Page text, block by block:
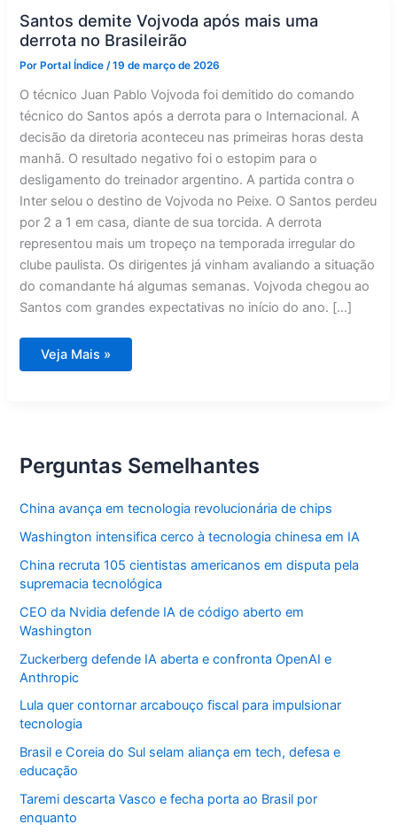
Santos demite Vojvoda após mais uma
derrota no Brasileirão
Por Portal Índice/19 de março de 2026
O técnico Juan Pablo Vojvoda foi demitido do comando
técnico do Santos após a derrota para o Internacional. A
decisão da diretoria aconteceu nas primeiras horas desta
manhã. O resultado negativo foi o estopim para o
desligamento do treinador argentino. A partida contra o
Inter selou o destino de Vojvoda no Peixe. O Santos perdeu
por 2 a 1 em casa, diante de sua torcida. A derrota
representou mais um tropeço na temporada irregular do
clube paulista. Os dirigentes já vinham avaliando a situação
do comandante há algumas semanas. Vojvoda chegou ao
Santos com grandes expectativas no início do ano. […]
Santos
demite
Veja Mais »
Perguntas Semelhantes
China avança em tecnologia revolucionária de chips
Washington intensifica cerco à tecnologia chinesa em IA
China recruta 105 cientistas americanos em disputa pela
supremacia tecnológica
CEO da Nvidia defende IA de código aberto em
Washington
Zuckerberg defende IA aberta e confronta OpenAI e
Anthropic
Lula quer contornar arcabouço fiscal para impulsionar
tecnologia
Brasil e Coreia do Sul selam aliança em tech, defesa e
educação
Taremi descarta Vasco e fecha porta ao Brasil por
enquanto